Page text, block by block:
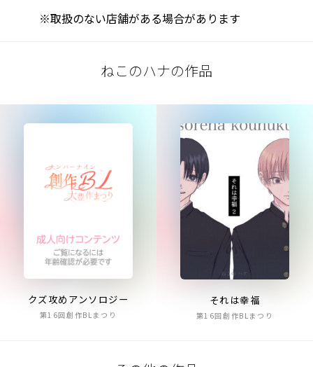
※取扱のない店舗がある場合があります
ねこのハナの作品
クズ攻めアンソロジー
第16回創作BLまつり
それは幸福
第16回創作BLまつり